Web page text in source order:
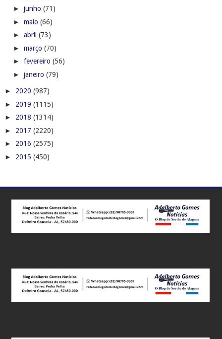
► junho (71)
► maio (66)
► abril (73)
► março (70)
► fevereiro (56)
► janeiro (79)
► 2020 (987)
► 2019 (1115)
► 2018 (1314)
► 2017 (2220)
► 2016 (2575)
► 2015 (450)